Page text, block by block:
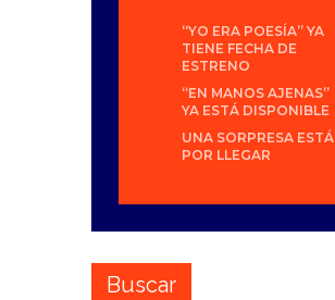
“YO ERA POESÍA” YA
TIENE FECHA DE
ESTRENO
“EN MANOS AJENAS”
YA ESTÁ DISPONIBLE
UNA SORPRESA ESTÁ
POR LLEGAR
Buscar